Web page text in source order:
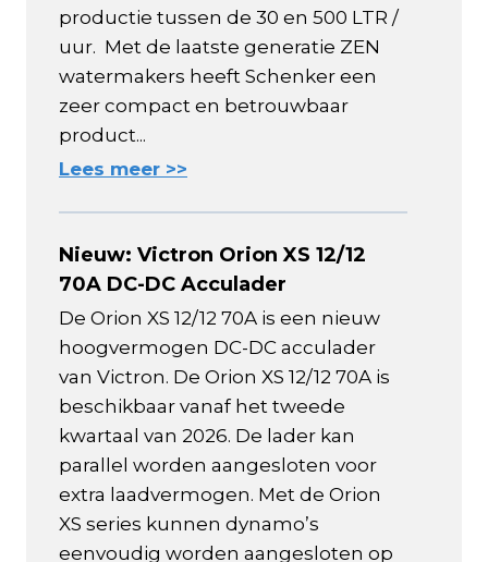
productie tussen de 30 en 500 LTR /
uur. Met de laatste generatie ZEN
watermakers heeft Schenker een
zeer compact en betrouwbaar
product...
Lees meer >>
Nieuw: Victron Orion XS 12/12
70A DC-DC Acculader
De Orion XS 12/12 70A is een nieuw
hoogvermogen DC-DC acculader
van Victron. De Orion XS 12/12 70A is
beschikbaar vanaf het tweede
kwartaal van 2026. De lader kan
parallel worden aangesloten voor
extra laadvermogen. Met de Orion
XS series kunnen dynamo’s
eenvoudig worden aangesloten op